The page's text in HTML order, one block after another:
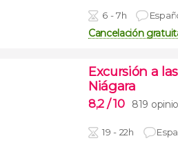
6 - 7h
Cancelación
Excursión a
Niágara
8,2 / 10 819
19 - 22h